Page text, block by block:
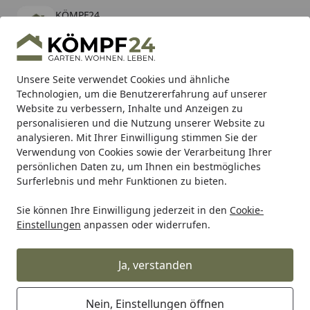
Unsere Seite verwendet Cookies und ähnliche
Technologien, um die Benutzererfahrung auf unserer
Website zu verbessern, Inhalte und Anzeigen zu
personalisieren und die Nutzung unserer Website zu
analysieren. Mit Ihrer Einwilligung stimmen Sie der
Verwendung von Cookies sowie der Verarbeitung Ihrer
persönlichen Daten zu, um Ihnen ein bestmögliches
Surferlebnis und mehr Funktionen zu bieten.
Sie können Ihre Einwilligung jederzeit in den Cookie-
Einstellungen anpassen oder widerrufen.
Ja, verstanden
Nein, Einstellungen öffnen
KÖMPF24
kostenlos - Im App Store
Hotline
Alle Produkte
Mein Konto
Suchen
Karibu Pools inkl. gratis Sandfilteranlage & Pool-
Starterset (Gesamtwert bis 468,99€)
Startseite
Teich Ersatzteile für den Teich Weitere Ersatzteile für
Oase Schwenkbügel für LunAqua
10, 12 V (20282)